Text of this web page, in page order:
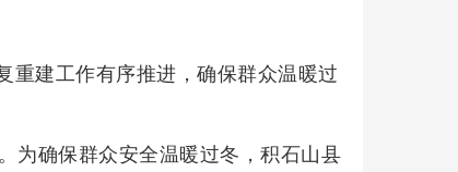
重建工作有序推进，确保群众温暖过
为确保群众安全温暖过冬，积石山县